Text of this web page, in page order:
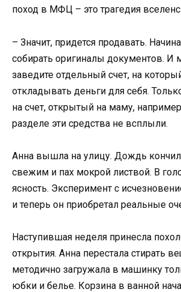
поход в МФЦ – это трагедия
– Значит, придется продавать.
собирать оригиналы документов. И
заведите отдельный счет, на
откладывать деньги для себя.
на счет, открытый на маму,
разделе эти средства не всплыли.
Анна вышла на улицу. Дождь
свежим и пах мокрой листвой. В
ясность. Эксперимент с
и теперь он приобретал реальные
Наступившая неделя принесла
открытия. Анна перестала стирать
методично загружала в машинку
юбки и белье. Корзина в ванной